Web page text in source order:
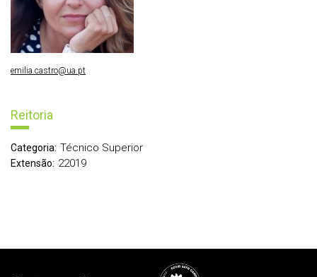
Reitoria
Categoria: Técnico Superior
Extensão: 22019
emilia.castro@ua.pt